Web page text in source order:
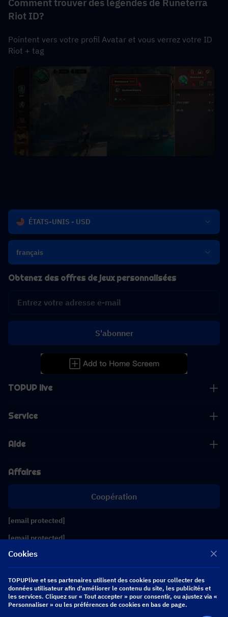
Comment trouver des légendes de Runeterra
Riot ID?
Pointent vers votre profil Avatar et vous verrez votre ID
Riot + tag
ÉTATS-UNIS - USD
français
TOPUP live
Service
Aide
Affaires
Coopération
[email protected]
[email protected]
Obtenez des offres de jeux personnalisées
S'abonner
Suivez-nous
Copyright 2026 SEA WHALE TECHNOLOGY PTE.LTD. All Rights Reserved.
Cookies
TOPUPlive et ses partenaires utilisent des cookies pour collecter des
données utilisateur afin d'améliorer le contenu du site, les publicités et
les services. Cliquez sur « Tout accepter » pour consentir, ou ajustez via «
Personnaliser » ou les préférences de cookies en bas de page.